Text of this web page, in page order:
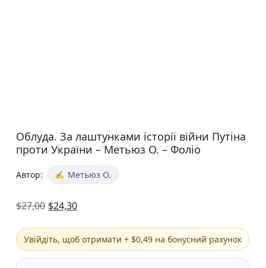
Облуда. За лаштунками історії війни Путіна
проти України – Метьюз О. – Фоліо
Автор: Метьюз О.
$27,00 $24,30
Увійдіть, щоб отримати + $0,49 на бонусний рахунок